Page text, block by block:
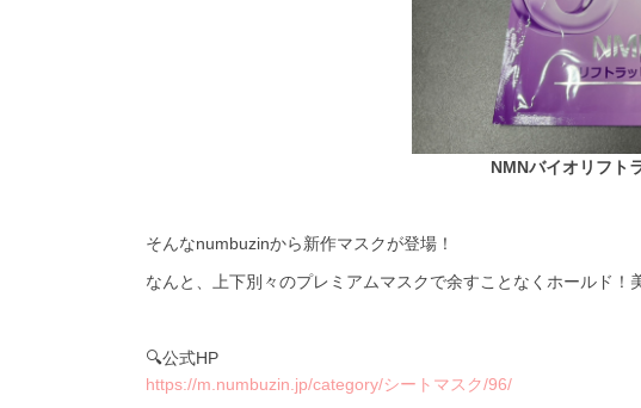
NMNバイオリフト
そんなnumbuzinから新作マスクが登場！
なんと、上下別々のプレミアムマスクで余すことなくホールド！
🔍公式HP
https://m.numbuzin.jp/category/シートマスク/96/